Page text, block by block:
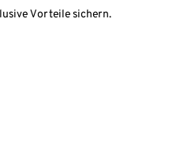
Vorteile sichern.